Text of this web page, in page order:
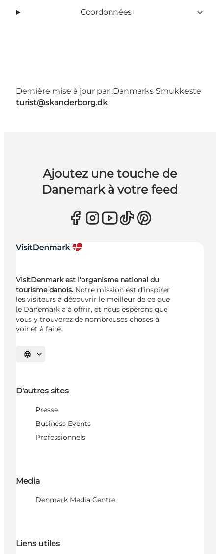
Coordonnées
Dernière mise à jour par :Danmarks Smukkeste
turist@skanderborg.dk
Ajoutez une touche de
Danemark à votre feed
VisitDenmark est l’organisme national du
tourisme danois. Notre mission est d’inspirer
les visiteurs à découvrir le meilleur de ce que
le Danemark a à offrir, et nous espérons que
vous y trouverez de nombreuses choses à
voir et à faire.
Choisissez la langue
D'autres sites
Presse
Business Events
Professionnels
Media
Denmark Media Centre
Liens utiles